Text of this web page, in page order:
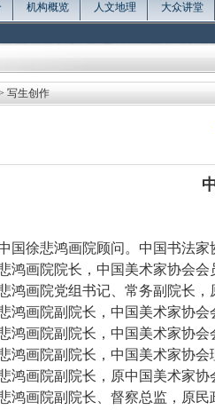
机构概览
人文地理
大众讲堂
写生创作
国徐悲鸿画院顾问。中国书法家
鸿画院院长，中国美术家协会会
悲鸿画院党组书记、常务副
鸿画院副院长，中国美术家协
鸿画院副院长，中国美术家协会
鸿画院副院长，中国美术家协会
鸿画院副院长，原中国美术家
鸿画院副院长、督察总监，原民